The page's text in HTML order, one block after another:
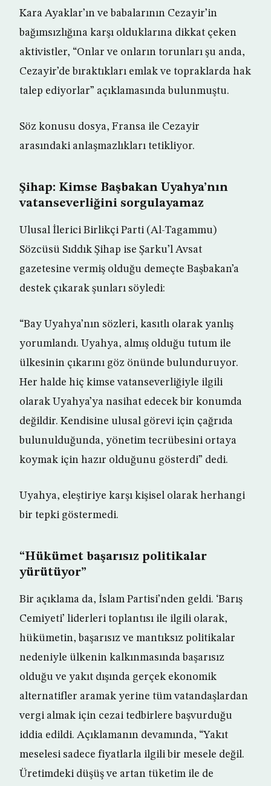
Kara Ayaklar’ın ve babalarının Cezayir’in
bağımsızlığına karşı olduklarına dikkat çeken
aktivistler, “Onlar ve onların torunları şu anda,
Cezayir’de bıraktıkları emlak ve topraklarda hak
talep ediyorlar” açıklamasında bulunmuştu.
Söz konusu dosya, Fransa ile Cezayir
arasındaki anlaşmazlıkları tetikliyor.
Şihap: Kimse Başbakan Uyahya’nın
vatanseverliğini sorgulayamaz
Ulusal İlerici Birlikçi Parti (Al-Tagammu)
Sözcüsü Sıddık Şihap ise Şarku’l Avsat
gazetesine vermiş olduğu demeçte Başbakan’a
destek çıkarak şunları söyledi:
“Bay Uyahya’nın sözleri, kasıtlı olarak yanlış
yorumlandı. Uyahya, almış olduğu tutum ile
ülkesinin çıkarını göz önünde bulunduruyor.
Her halde hiç kimse vatanseverliğiyle ilgili
olarak Uyahya’ya nasihat edecek bir konumda
değildir. Kendisine ulusal görevi için çağrıda
bulunulduğunda, yönetim tecrübesini ortaya
koymak için hazır olduğunu gösterdi” dedi.
Uyahya, eleştiriye karşı kişisel olarak herhangi
bir tepki göstermedi.
“Hükümet başarısız politikalar
yürütüyor”
Bir açıklama da, İslam Partisi’nden geldi. ‘Barış
Cemiyeti’ liderleri toplantısı ile ilgili olarak,
hükümetin, başarısız ve mantıksız politikalar
nedeniyle ülkenin kalkınmasında başarısız
olduğu ve yakıt dışında gerçek ekonomik
alternatifler aramak yerine tüm vatandaşlardan
vergi almak için cezai tedbirlere başvurduğu
iddia edildi. Açıklamanın devamında, “Yakıt
meselesi sadece fiyatlarla ilgili bir mesele değil.
Üretimdeki düşüş ve artan tüketim ile de